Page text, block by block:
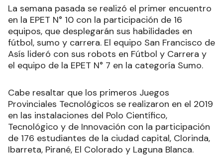
La semana pasada se realizó el primer encuentro
en la EPET N° 10 con la participación de 16
equipos, que desplegarán sus habilidades en
fútbol, sumo y carrera. El equipo San Francisco de
Asís lideró con sus robots en Fútbol y Carrera y
el equipo de la EPET N° 7 en la categoría Sumo.
Cabe resaltar que los primeros Juegos
Provinciales Tecnológicos se realizaron en el 2019
en las instalaciones del Polo Científico,
Tecnológico y de Innovación con la participación
de 176 estudiantes de la ciudad capital, Clorinda,
Ibarreta, Pirané, El Colorado y Laguna Blanca.